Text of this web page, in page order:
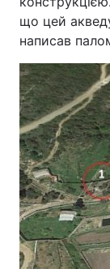
що цей
написав